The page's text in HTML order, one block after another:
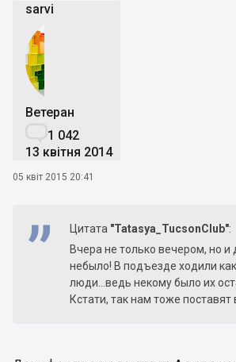
sarvi
Ветеран
1 042
13 квітня 2014
05 квіт 2015 20:41
Цитата "Tatasya_TucsonClub":
Вчера не только вечером, но и
небыло! В подъезде ходили
люди...ведь некому было их
Кстати, так нам тоже